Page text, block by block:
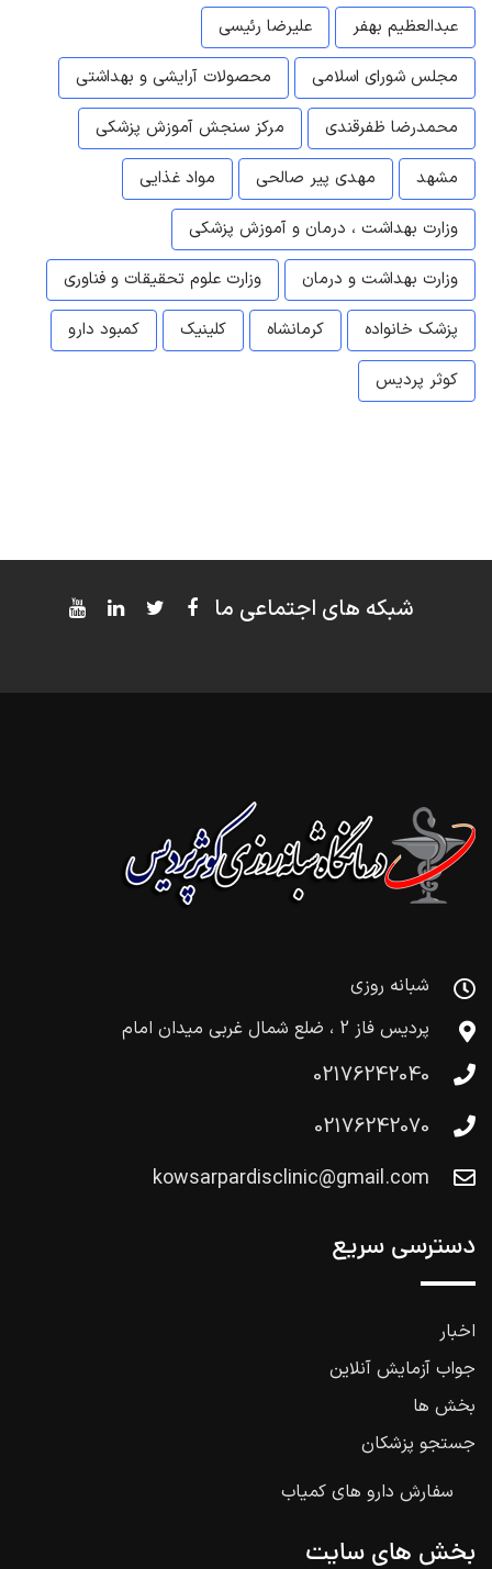
عبدالعظیم بهفر
علیرضا رئیسی
مجلس شورای اسلامی
محصولات آرایشی و بهداشتی
محمدرضا ظفرقندی
مرکز سنجش آموزش پزشکی
مشهد
مهدی پیر صالحی
مواد غذایی
وزارت بهداشت ، درمان و آموزش پزشکی
وزارت بهداشت و درمان
وزارت علوم تحقیقات و فناوری
پزشک خانواده
کرمانشاه کلینیک
کمبود دارو
کوثر پردیس
شبکه های اجتماعی ما
شبانه روزی
پردیس فاز 2 ، ضلع شمال غربی میدان امام
02176242040
02176242070
kowsarpardisclinic@gmail.com
دسترسی سریع
اخبار
جواب آزمایش آنلاین
بخش ها
جستجو پزشکان
سفارش دارو های کمیاب
بخش های سایت